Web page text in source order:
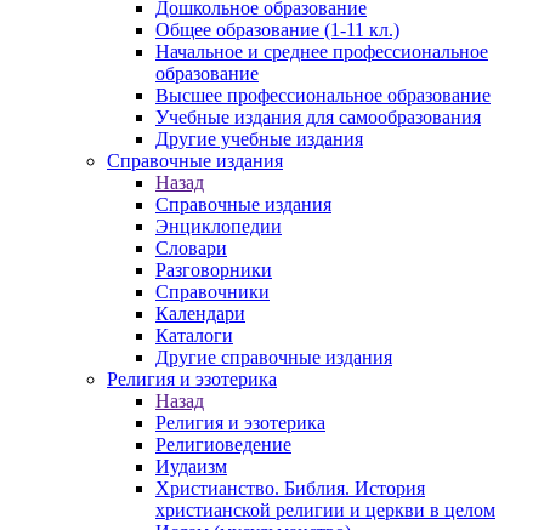
Дошкольное образование
Общее образование (1-11 кл.)
Начальное и среднее профессиональное
образование
Высшее профессиональное образование
Учебные издания для самообразования
Другие учебные издания
Справочные издания
Назад
Справочные издания
Энциклопедии
Словари
Разговорники
Справочники
Календари
Каталоги
Другие справочные издания
Религия и эзотерика
Назад
Религия и эзотерика
Религиоведение
Иудаизм
Христианство. Библия. История
христианской религии и церкви в целом